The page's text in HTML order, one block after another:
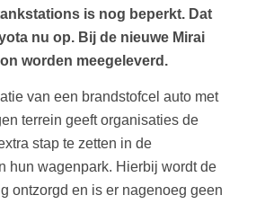
is nog beperkt. Dat
nu op. Bij de nieuwe Mirai
worden meegeleverd.
van een brandstofcel auto met
terrein geeft organisaties de
stap te zetten in de
hun wagenpark. Hierbij wordt de
ontzorgd en is er nagenoeg geen